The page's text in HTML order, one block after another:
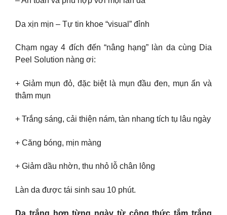
Da xịn mịn – Tự tin khoe “visual” đỉnh
Chạm ngay 4 đích đến “nâng hạng” làn da cùng Dia
Peel Solution nàng ơi:
+ Giảm mụn đỏ, đặc biệt là mụn đầu đen, mụn ẩn và
thâm mụn
+ Trắng sáng, cải thiện nám, tàn nhang tích tụ lâu ngày
+ Căng bóng, mịn màng
+ Giảm dầu nhờn, thu nhỏ lỗ chân lông
Làn da được tái sinh sau 10 phút.